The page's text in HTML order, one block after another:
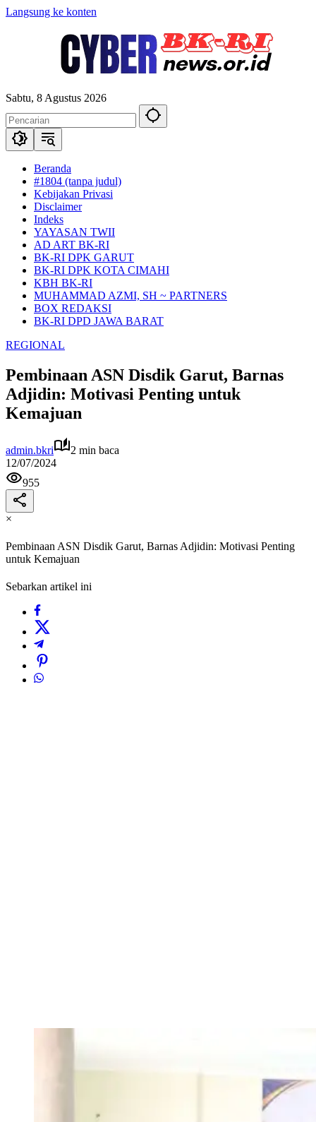
Langsung ke konten
Sabtu, 8 Agustus 2026
Beranda
#1804 (tanpa judul)
Kebijakan Privasi
Disclaimer
Indeks
YAYASAN TWII
AD ART BK-RI
BK-RI DPK GARUT
BK-RI DPK KOTA CIMAHI
KBH BK-RI
MUHAMMAD AZMI, SH ~ PARTNERS
BOX REDAKSI
BK-RI DPD JAWA BARAT
REGIONAL
Pembinaan ASN Disdik Garut, Barnas
Adjidin: Motivasi Penting untuk
Kemajuan
admin.bkri
2 min baca
12/07/2024
955
×
Pembinaan ASN Disdik Garut, Barnas Adjidin: Motivasi Penting
untuk Kemajuan
Sebarkan artikel ini